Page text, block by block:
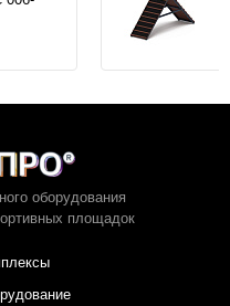
оборудования
площадок